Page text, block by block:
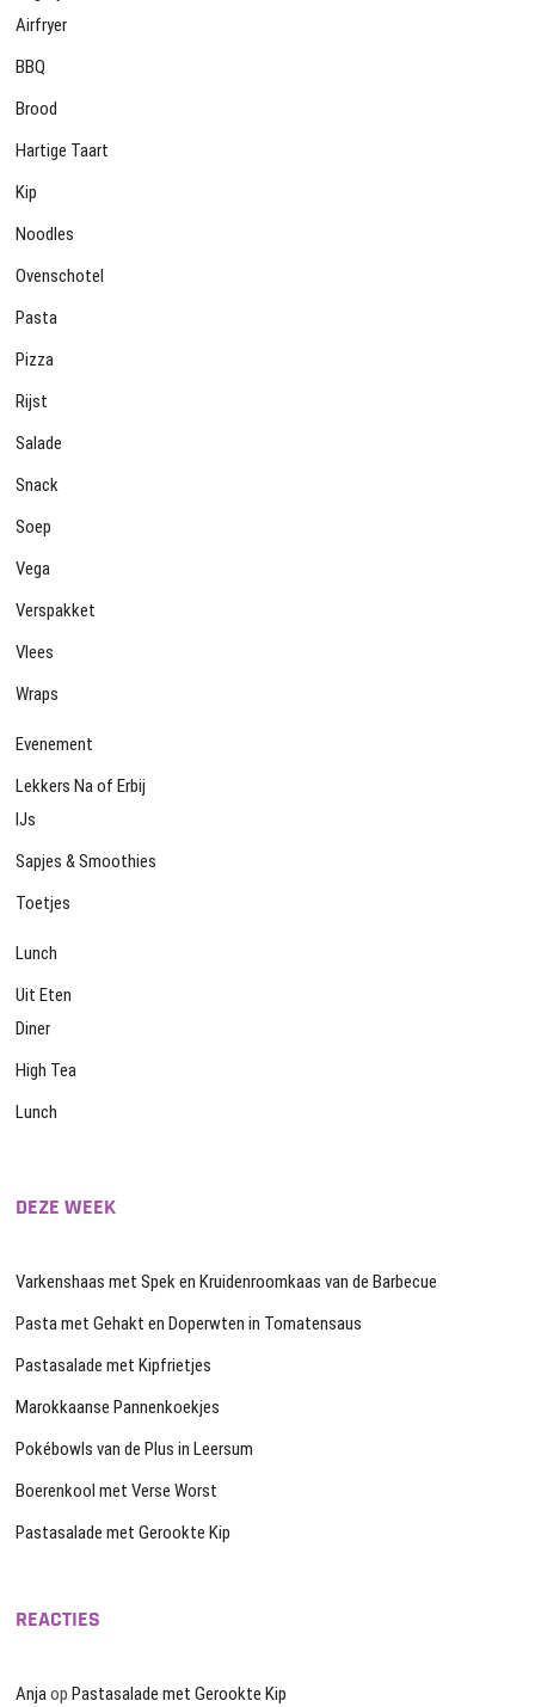
Airfryer
BBQ
Brood
Hartige Taart
Kip
Noodles
Ovenschotel
Pasta
Pizza
Rijst
Salade
Snack
Soep
Vega
Verspakket
Vlees
Wraps
Evenement
Lekkers Na of Erbij
IJs
Sapjes & Smoothies
Toetjes
Lunch
Uit Eten
Diner
High Tea
Lunch
DEZE WEEK
Varkenshaas met Spek en Kruidenroomkaas van de Barbecue
Pasta met Gehakt en Doperwten in Tomatensaus
Pastasalade met Kipfrietjes
Marokkaanse Pannenkoekjes
Pokébowls van de Plus in Leersum
Boerenkool met Verse Worst
Pastasalade met Gerookte Kip
REACTIES
AnjaopPastasalade met Gerookte Kip